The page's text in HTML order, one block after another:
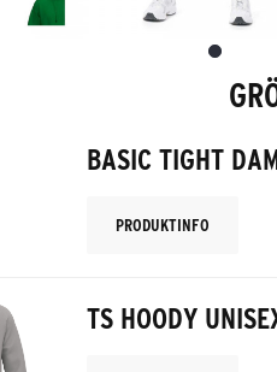
BASIC TIGHT
PRODUKTINFO
TS HOODY